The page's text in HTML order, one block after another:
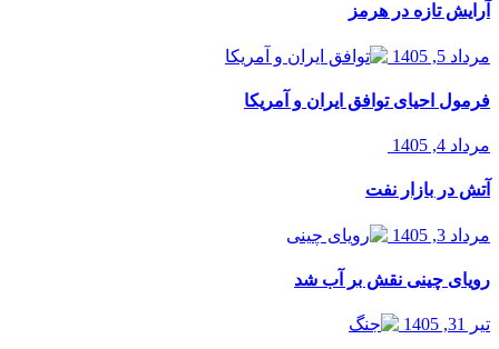
آرایش تازه در هرمز
مرداد 5, 1405
فرمول احیای توافق ایران و آمریکا
مرداد 4, 1405
آتش در بازار نفت
مرداد 3, 1405
رویای چینی نقش بر آب شد
تیر 31, 1405